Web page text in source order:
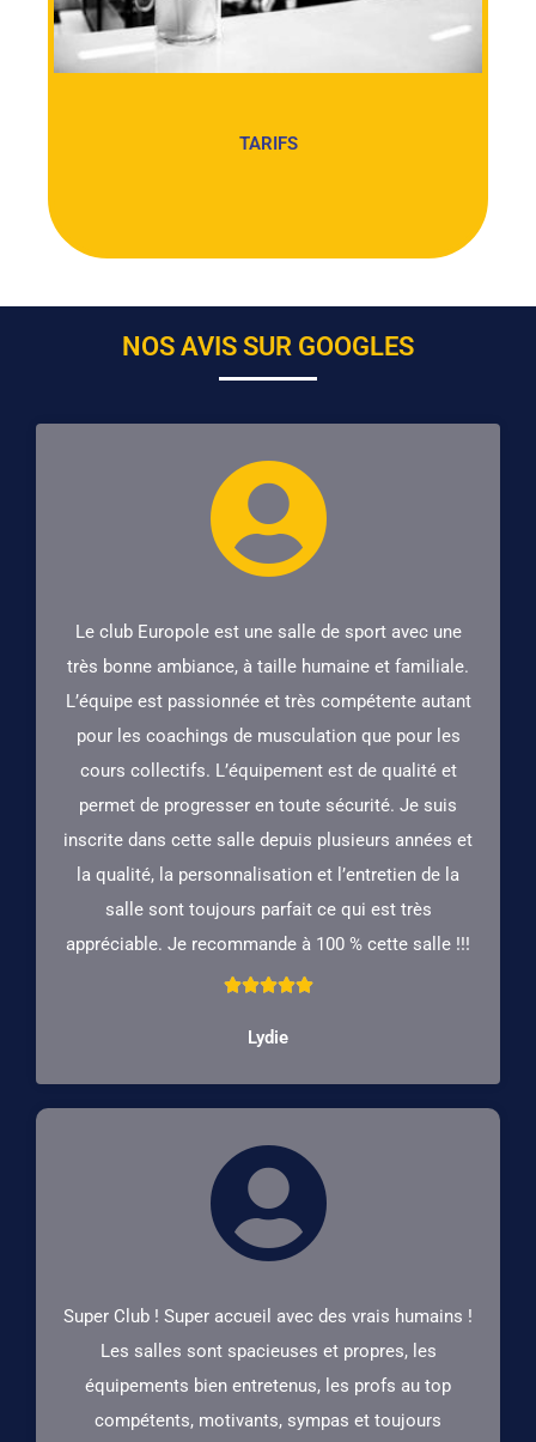
TARIFS
NOS AVIS SUR GOOGLES
Le club Europole est une salle de sport avec une
très bonne ambiance, à taille humaine et familiale.
L’équipe est passionnée et très compétente autant
pour les coachings de musculation que pour les
cours collectifs. L’équipement est de qualité et
permet de progresser en toute sécurité. Je suis
inscrite dans cette salle depuis plusieurs années et
la qualité, la personnalisation et l’entretien de la
salle sont toujours parfait ce qui est très
appréciable. Je recommande à 100 % cette salle !!!

Lydie
Super Club ! Super accueil avec des vrais humains !
Les salles sont spacieuses et propres, les
équipements bien entretenus, les profs au top
compétents, motivants, sympas et toujours